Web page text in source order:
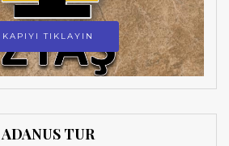
KAPIYI TIKLAYIN
ADANUS TUR